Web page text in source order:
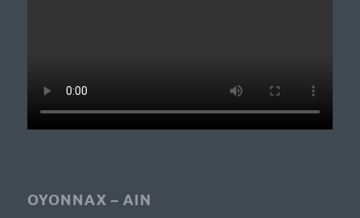
OYONNAX – AIN